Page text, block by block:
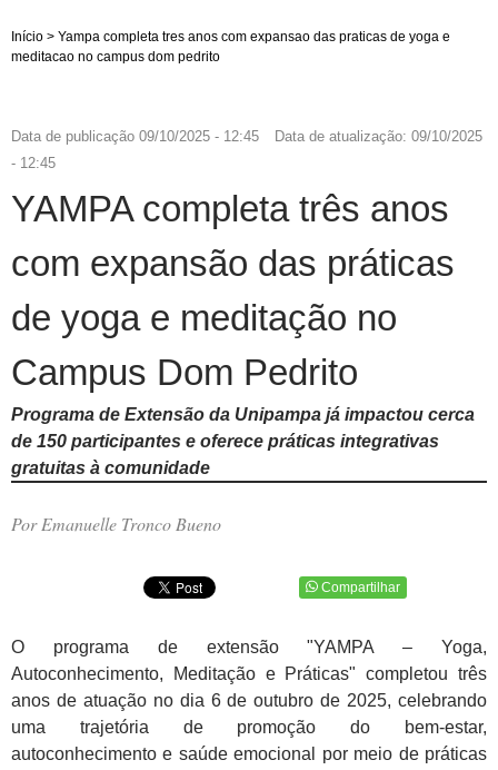
Início > Yampa completa tres anos com expansao das praticas de yoga e
meditacao no campus dom pedrito
Data de publicação 09/10/2025 - 12:45 Data de atualização: 09/10/2025
- 12:45
YAMPA completa três anos
com expansão das práticas
de yoga e meditação no
Campus Dom Pedrito
Programa de Extensão da Unipampa já impactou cerca
de 150 participantes e oferece práticas integrativas
gratuitas à comunidade
Por Emanuelle Tronco Bueno
Compartilhar
O programa de extensão "YAMPA – Yoga,
Autoconhecimento, Meditação e Práticas" completou três
anos de atuação no dia 6 de outubro de 2025, celebrando
uma trajetória de promoção do bem-estar,
autoconhecimento e saúde emocional por meio de práticas